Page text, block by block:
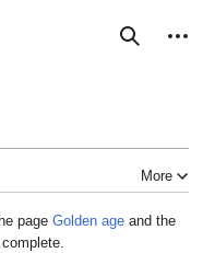
Search
Personal tools
More
page Golden ageand the